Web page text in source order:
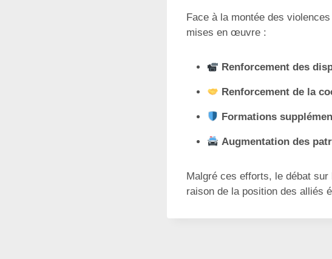
Face à la montée des
mises en œuvre :
Renforcement des
Renforcement de la
Formations
Augmentation des
Malgré ces efforts, le débat
raison de la position des alliés